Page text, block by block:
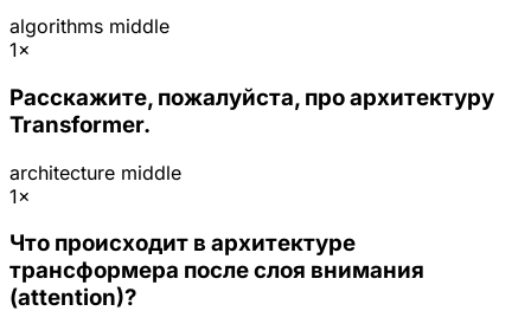
algorithms middle
1×
Расскажите, пожалуйста, про архитектуру
Transformer.
architecture middle
1×
Что происходит в архитектуре
трансформера после слоя внимания
(attention)?